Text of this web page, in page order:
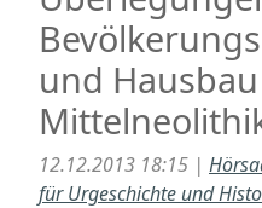
und
12.12.2013 18:15 |
für Urgeschichte und